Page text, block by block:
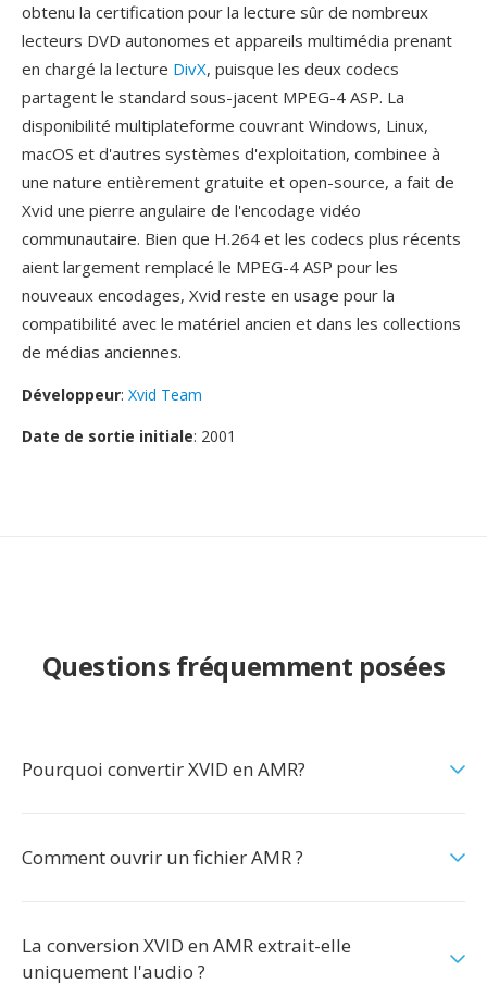
obtenu la certification pour la lecture sûr de nombreux
lecteurs DVD autonomes et appareils multimédia prenant
en chargé la lecture DivX, puisque les deux codecs
partagent le standard sous-jacent MPEG-4 ASP. La
disponibilité multiplateforme couvrant Windows, Linux,
macOS et d'autres systèmes d'exploitation, combinee à
une nature entièrement gratuite et open-source, a fait de
Xvid une pierre angulaire de l'encodage vidéo
communautaire. Bien que H.264 et les codecs plus récents
aient largement remplacé le MPEG-4 ASP pour les
nouveaux encodages, Xvid reste en usage pour la
compatibilité avec le matériel ancien et dans les collections
de médias anciennes.
Développeur: Xvid Team
Date de sortie initiale: 2001
Questions fréquemment posées
Pourquoi convertir XVID en AMR?
Comment ouvrir un fichier AMR ?
La conversion XVID en AMR extrait-elle
uniquement l'audio ?